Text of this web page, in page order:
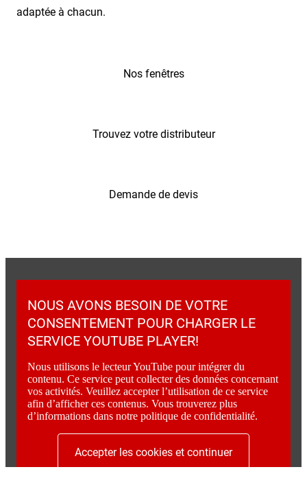
adaptée à chacun.
NOUS AVONS BESOIN DE VOTRE
CONSENTEMENT POUR CHARGER LE
SERVICE YOUTUBE PLAYER!
Nous utilisons le lecteur YouTube pour intégrer du
contenu. Ce service peut collecter des données concernant
vos activités. Veuillez accepter l’utilisation de ce service
afin d’afficher ces contenus. Vous trouverez plus
d’informations dans notre politique de confidentialité.
Accepter les cookies et continuer